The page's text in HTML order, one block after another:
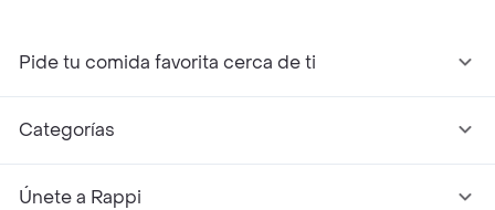
Pide tu comida favorita cerca de ti
Categorías
Únete a Rappi